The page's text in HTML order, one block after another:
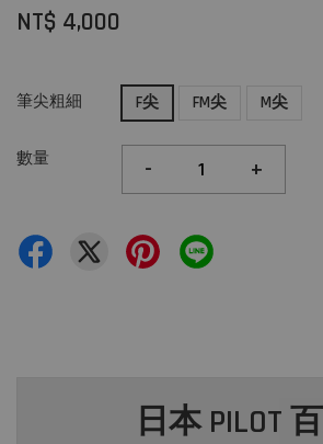
NT$ 4,000
筆尖粗細 F尖 FM尖 M尖
數量 - +
日本 PILOT